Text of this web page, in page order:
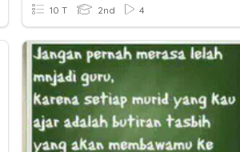
10 T 2nd 4